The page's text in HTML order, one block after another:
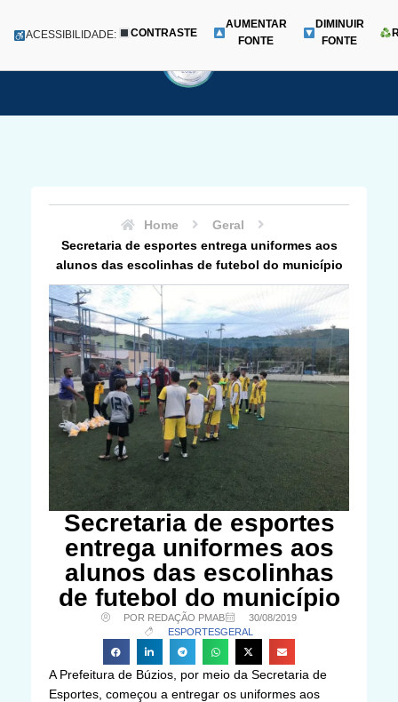
para
Menu
ACESSIBILIDADE: CONTRASTE
AUMENTAR
FONTE
DIMINUIR
FONTE
Home
Geral
Secretaria de esportes entrega uniformes aos
alunos das escolinhas de futebol do município
Secretaria de esportes
entrega uniformes aos
alunos das escolinhas
de futebol do município
POR REDAÇÃO PMAB
30/08/2019
ESPORTESGERAL
A Prefeitura de Búzios, por meio da Secretaria de
Esportes, começou a entregar os uniformes aos